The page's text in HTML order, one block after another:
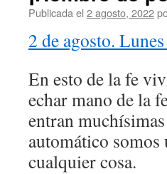
Publicada el 2 agosto, 2022
2 de agosto.
En esto de la fe
echar mano de la
entran
automático somos
cualquier cosa.